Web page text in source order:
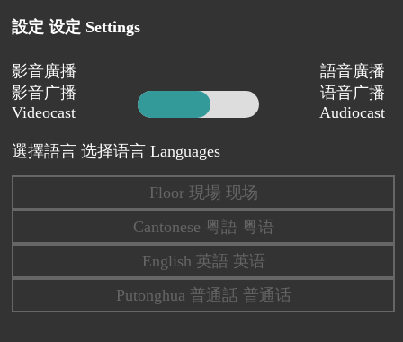
設定 设定 Settings
影音廣播
影音广播
Videocast
語音廣播
语音广播
Audiocast
選擇語言 选择语言 Languages
Floor 現場 现场
Cantonese 粤語 粤语
English 英語 英语
Putonghua 普通話 普通话